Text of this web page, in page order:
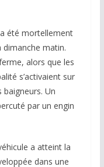
été mortellement
dimanche matin.
alors que les
s’activaient sur
baigneurs. Un
par un engin
a atteint la
dans une